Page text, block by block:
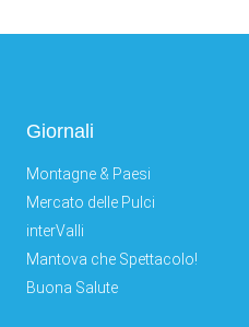
Giornali
Montagne & Paesi
Mercato delle Pulci
interValli
Mantova che Spettacolo!
Buona Salute